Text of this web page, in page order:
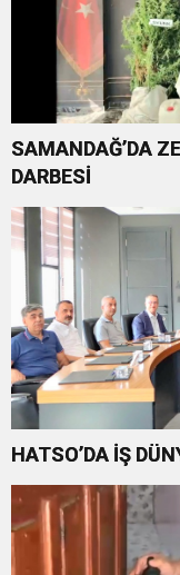
SAMANDAĞ’DA
DARBESİ
HATSO’DA İŞ